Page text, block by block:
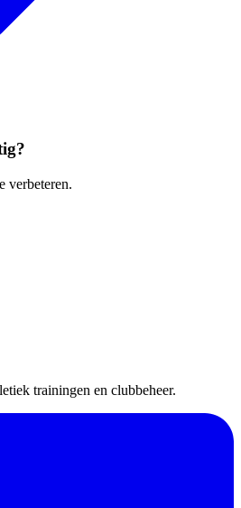
verbeteren.
trainingen en clubbeheer.